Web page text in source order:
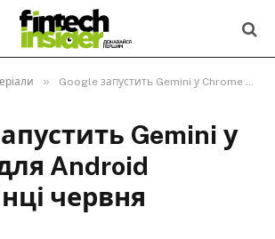
» Google запустить Gemini у Chrome для Android наприкінці червня
Gemini у
Android
червня